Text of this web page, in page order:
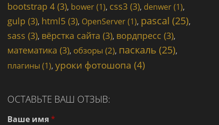
bootstrap 4 (3), bower (1), css3 (3), denwer (1),
gulp (3), html5 (3), OpenServer (1), pascal (25),
sass (3), вёрстка сайта (3), вордпресс (3),
математика (3), обзоры (2), паскаль (25),
плагины (1), уроки фотошопа (4)
ОСТАВЬТЕ ВАШ ОТЗЫВ:
Ваше имя *